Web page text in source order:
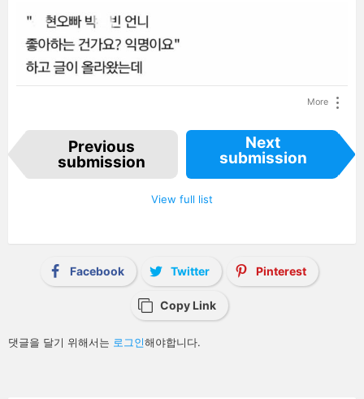
More
t
m
Previous
submission
Next
submission
View full list
Facebook Twitter Pinterest
Copy Link
답
글
댓글을 달기 위해서는 로그인해야합니다.